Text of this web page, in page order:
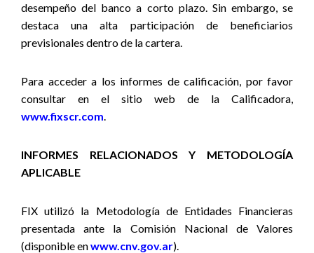
desempeño del banco a corto plazo. Sin embargo, se
destaca una alta participación de beneficiarios
previsionales dentro de la cartera.
Para acceder a los informes de calificación, por favor
consultar en el sitio web de la Calificadora,
www.fixscr.com.
INFORMES RELACIONADOS Y METODOLOGÍA
APLICABLE
FIX utilizó la Metodología de Entidades Financieras
presentada ante la Comisión Nacional de Valores
(disponible enwww.cnv.gov.ar).